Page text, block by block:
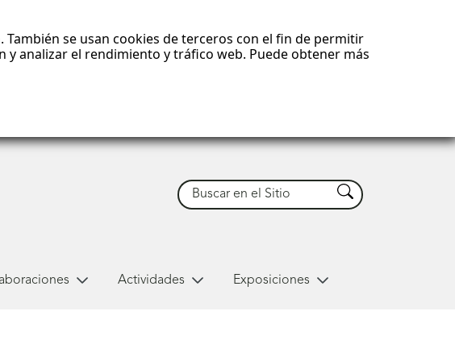
se usan cookies de terceros con el fin de permitir
analizar el rendimiento y tráfico web. Puede obtener más
Buscar Buscar
Actividades Exposiciones